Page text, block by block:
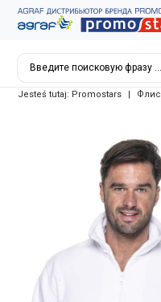
Jesteś tutaj: Promostars | Флис